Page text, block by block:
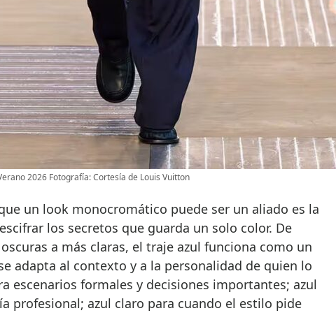
2026 Fotografía: Cortesía de Louis Vuitton
los secretos que guarda un solo color. De
a más claras, el traje azul funciona como un
adapta al contexto y a la personalidad de quien lo
escenarios formales y decisiones importantes; azul
profesional; azul claro para cuando el estilo pide